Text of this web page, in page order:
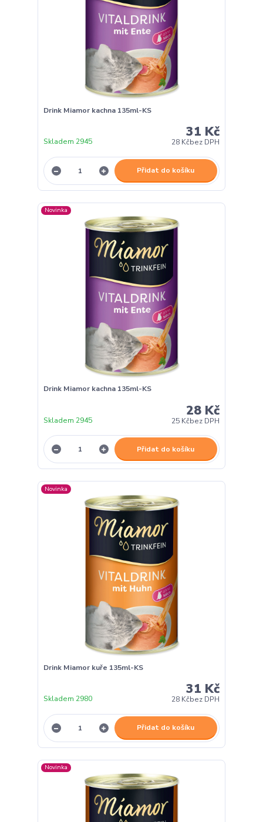
Drink Miamor kachna 135ml-KS
31 Kč
28 Kčbez DPH
Skladem 2945
Přidat do košíku
Novinka
Drink Miamor kachna 135ml-KS
28 Kč
25 Kčbez DPH
Skladem 2945
Přidat do košíku
Novinka
Drink Miamor kuře 135ml-KS
31 Kč
28 Kčbez DPH
Skladem 2980
Přidat do košíku
Novinka